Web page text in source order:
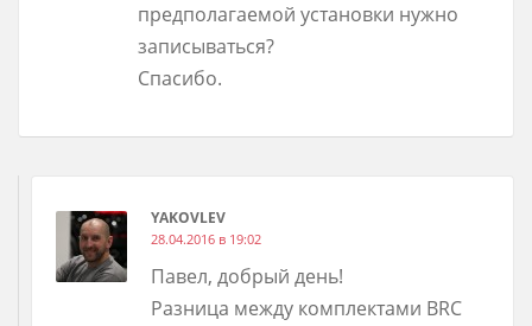
предполагаемой установки нужно
записываться?
Спасибо.
YAKOVLEV
28.04.2016 в 19:02
Павел, добрый день!
Разница между комплектами BRC